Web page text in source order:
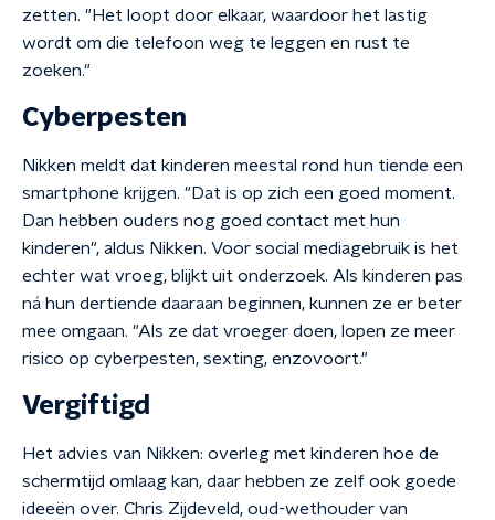
zetten. "Het loopt door elkaar, waardoor het lastig
wordt om die telefoon weg te leggen en rust te
zoeken."
Cyberpesten
Nikken meldt dat kinderen meestal rond hun tiende een
smartphone krijgen. "Dat is op zich een goed moment.
Dan hebben ouders nog goed contact met hun
kinderen", aldus Nikken. Voor social mediagebruik is het
echter wat vroeg, blijkt uit onderzoek. Als kinderen pas
ná hun dertiende daaraan beginnen, kunnen ze er beter
mee omgaan. "Als ze dat vroeger doen, lopen ze meer
risico op cyberpesten, sexting, enzovoort."
Vergiftigd
Het advies van Nikken: overleg met kinderen hoe de
schermtijd omlaag kan, daar hebben ze zelf ook goede
ideeën over. Chris Zijdeveld, oud-wethouder van